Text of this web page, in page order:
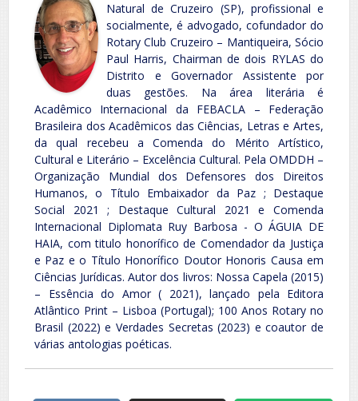
Natural de Cruzeiro (SP), profissional e
socialmente, é advogado, cofundador do
Rotary Club Cruzeiro – Mantiqueira, Sócio
Paul Harris, Chairman de dois RYLAS do
Distrito e Governador Assistente por
duas gestões. Na área literária é
Acadêmico Internacional da FEBACLA – Federação
Brasileira dos Acadêmicos das Ciências, Letras e Artes,
da qual recebeu a Comenda do Mérito Artístico,
Cultural e Literário – Excelência Cultural. Pela OMDDH –
Organização Mundial dos Defensores dos Direitos
Humanos, o Título Embaixador da Paz ; Destaque
Social 2021 ; Destaque Cultural 2021 e Comenda
Internacional Diplomata Ruy Barbosa - O ÁGUIA DE
HAIA, com titulo honorífico de Comendador da Justiça
e Paz e o Título Honorífico Doutor Honoris Causa em
Ciências Jurídicas. Autor dos livros: Nossa Capela (2015)
– Essência do Amor ( 2021), lançado pela Editora
Atlântico Print – Lisboa (Portugal); 100 Anos Rotary no
Brasil (2022) e Verdades Secretas (2023) e coautor de
várias antologias poéticas.